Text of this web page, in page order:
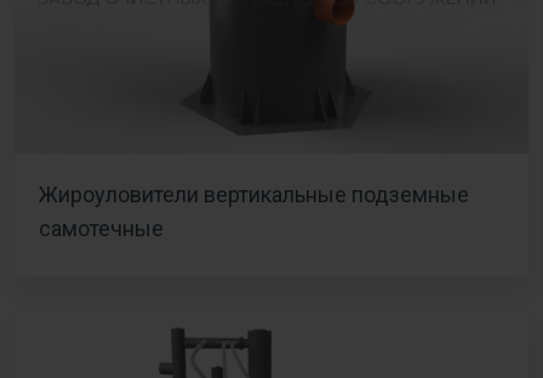
Жироуловители вертикальные подземные
самотечные